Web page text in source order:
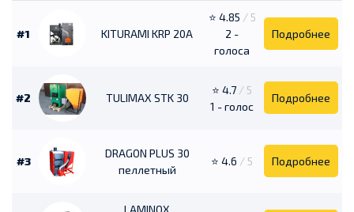
#1 KITURAMI KRP 20А
⭐ 4.85 / 5
2 -
голоса
Подробнее
#2 TULIMAX STK 30
⭐ 4.7 / 5
1 - голос
Подробнее
#3
DRAGON PLUS 30
пеллетный
⭐ 4.6 / 5 Подробнее
LAMINOX